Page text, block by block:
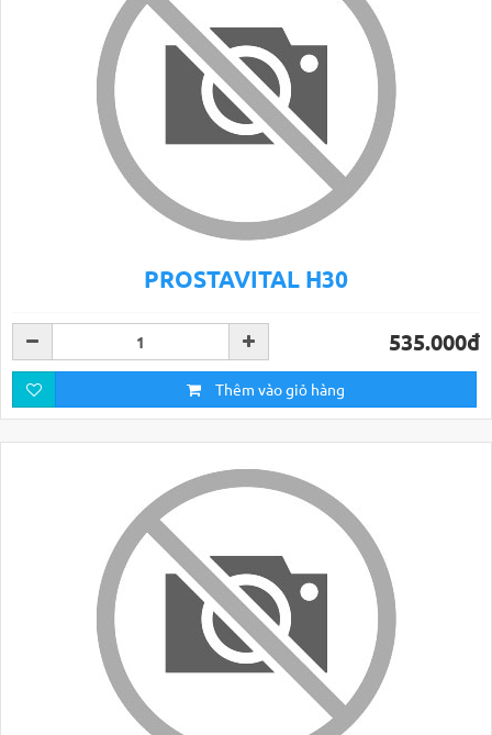
PROSTAVITAL H30
535.000đ
Thêm vào giỏ hàng